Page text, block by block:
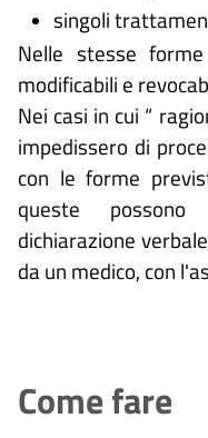
singoli
Nelle stesse
modificabili e
Nei casi in cui “
impedissero di
con le forme
queste
dichiarazione
da un medico, con
Come fare